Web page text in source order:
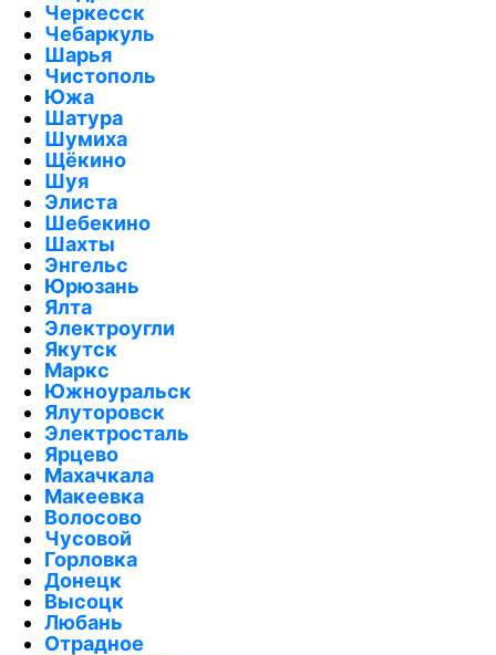
Черкесск
Чебаркуль
Шарья
Чистополь
Южа
Шатура
Шумиха
Щёкино
Шуя
Элиста
Шебекино
Шахты
Энгельс
Юрюзань
Ялта
Электроугли
Якутск
Маркс
Южноуральск
Ялуторовск
Электросталь
Ярцево
Махачкала
Макеевка
Волосово
Чусовой
Горловка
Донецк
Высоцк
Любань
Отрадное